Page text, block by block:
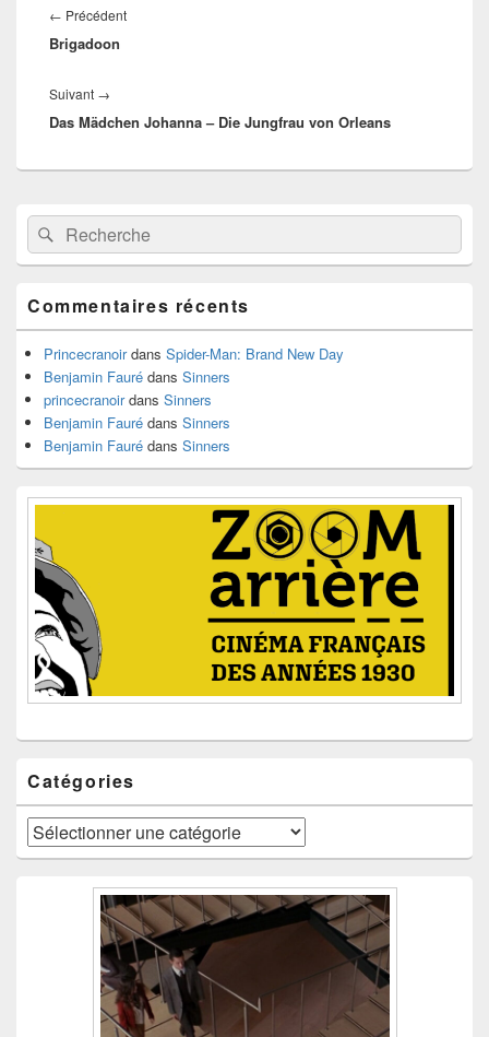
de
l’article
← PrécédentArticle
Brigadoon
Suivant →
suivant :
Das Mädchen Johanna – Die Jungfrau von Orleans
Zone
principale
de
widget
barre
latérale
Recherche :Rechercher
Commentaires récents
Princecranoirdans Spider-Man: Brand New Day
Benjamin Fauré dans Sinners
princecranoirdans Sinners
Benjamin Fauré dans Sinners
Benjamin Fauré dans Sinners
Catégories
Catégories